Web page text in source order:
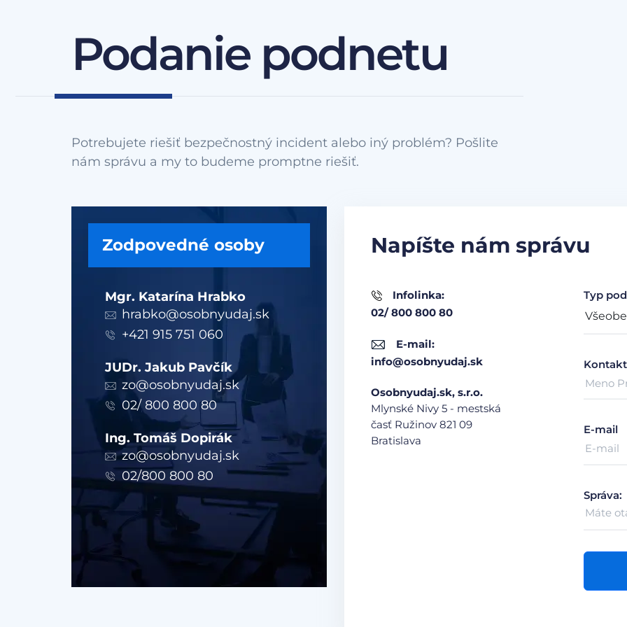
Podanie podnetu
Potrebujete riešiť bezpečnostný incident alebo iný problém? Pošlite
Zodpovedné osoby
Mgr. Katarína Hrabko
hrabko@osobnyudaj.sk
+421 915 751 060
JUDr. Jakub Pavčík
zo@osobnyudaj.sk
02/ 800 800 80
Ing. Tomáš Dopirák
zo@osobnyudaj.sk
02/800 800 80
Napíšte nám správu
Infolinka:
02/ 800 800 80
E-mail:
info@osobnyudaj.sk
Osobnyudaj.sk, s.r.o.
Mlynské Nivy 5 - mestská
časť Ružinov 821 09
Bratislava
Typ
E-mail
Správa: